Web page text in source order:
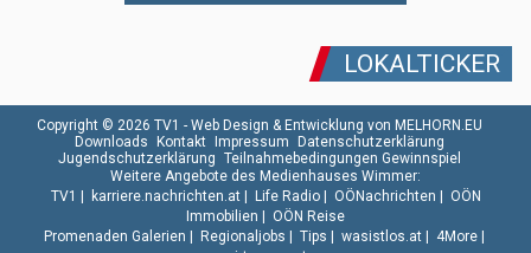
LOKALTICKER
Copyright © 2026 TV1 - Web Design & Entwicklung von MELHORN.EU
Downloads Kontakt Impressum Datenschutzerklärung
Jugendschutzerklärung Teilnahmebedingungen Gewinnspiel
Weitere Angebote des Medienhauses Wimmer:
TV1 | karriere.nachrichten.at| Life Radio| OÖNachrichten | OÖN
Immobilien | OÖN Reise
Promenaden Galerien | Regionaljobs | Tips | wasistlos.at| 4More|